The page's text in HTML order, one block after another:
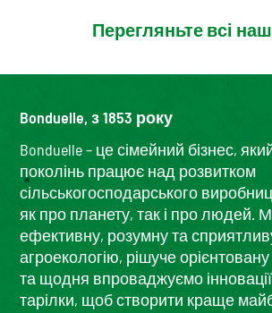
Перегляньте всі
Bonduelle, з 1853 року
Bonduelle – це сімейний бізнес,
поколінь працює над розвитком
сільськогосподарського
як про планету, так і про людей.
ефективну, розумну та
агроекологію, рішуче
та щодня впроваджуємо
тарілки, щоб створити краще